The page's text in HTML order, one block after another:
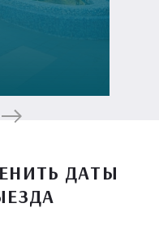
ДАТЫ